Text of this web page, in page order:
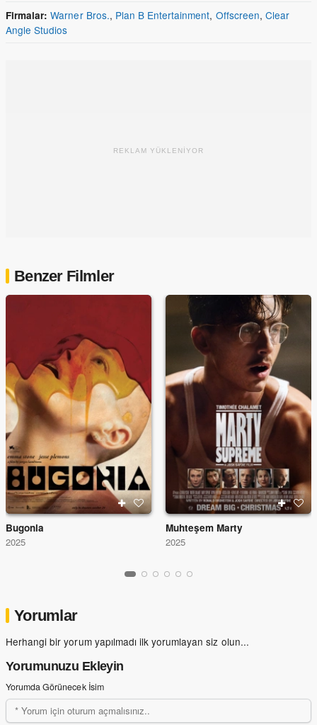
Firmalar: Warner Bros., Plan B Entertainment, Offscreen, Clear
Angle Studios
REKLAM YÜKLENİYOR
Benzer Filmler
Bugonia
2025
Muhteşem Marty
2025
Yorumlar
Herhangi bir yorum yapılmadı ilk yorumlayan siz olun...
Yorumunuzu Ekleyin
Yorumda Görünecek İsim